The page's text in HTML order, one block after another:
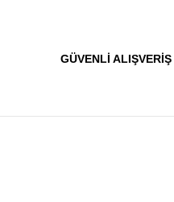
GÜVENLİ ALIŞVERİŞ